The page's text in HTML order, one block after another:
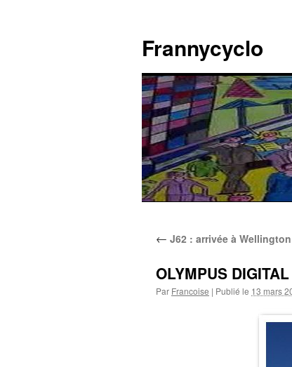
contenu
Frannycyclo
← J62 : arrivée à Wellington
OLYMPUS
Par Francoise | Publié le 13 mars